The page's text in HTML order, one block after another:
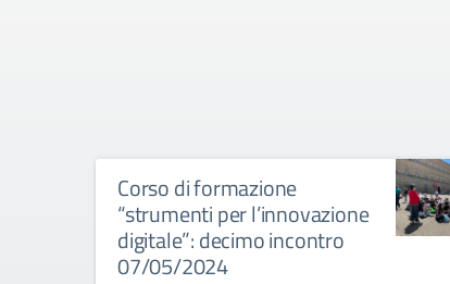
Corso di formazione
“strumenti per l’innovazione
digitale”: decimo incontro
07/05/2024